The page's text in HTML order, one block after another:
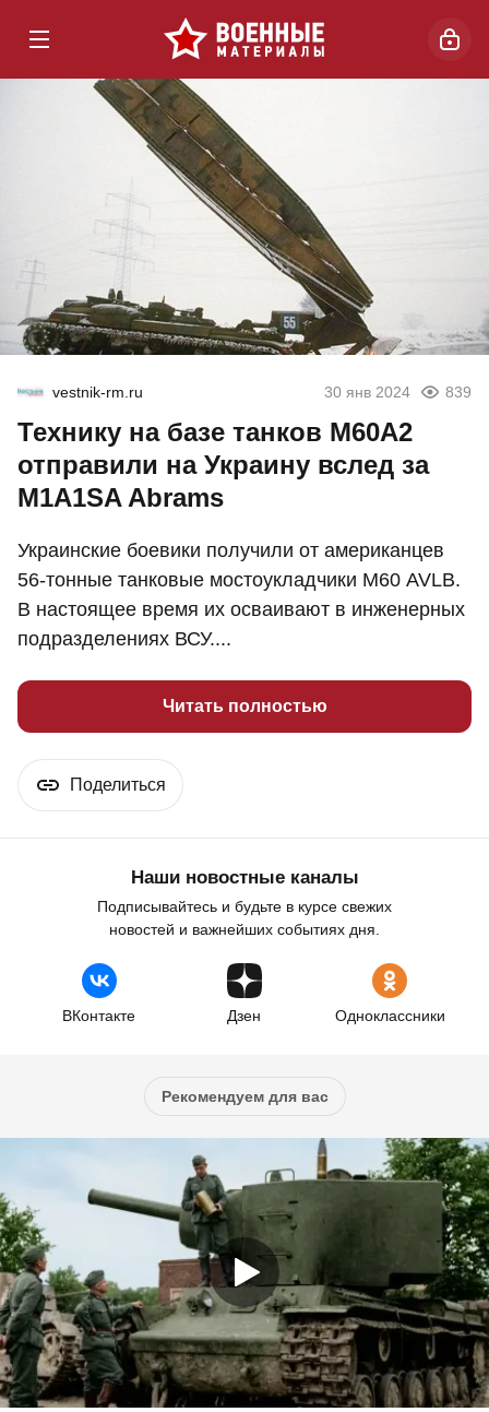
vestnik-rm.ru 30 янв 2024 839
Технику на базе танков М60А2
отправили на Украину вслед за
M1A1SA Abrams
Украинские боевики получили от американцев
56-тонные танковые мостоукладчики М60 AVLB.
В настоящее время их осваивают в инженерных
подразделениях ВСУ....
Читать полностью
Поделиться
Наши новостные каналы
Подписывайтесь и будьте в курсе свежих
новостей и важнейших событиях дня.
ВКонтакте Дзен Одноклассники
Рекомендуем для вас